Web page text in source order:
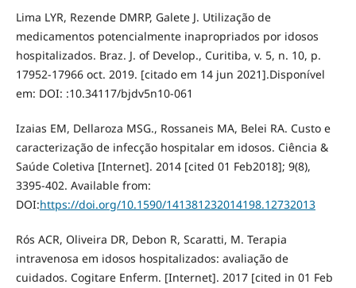
Lima LYR, Rezende DMRP, Galete J. Utilização de
medicamentos potencialmente inapropriados por idosos
hospitalizados. Braz. J. of Develop., Curitiba, v. 5, n. 10, p.
17952-17966 oct. 2019. [citado em 14 jun 2021].Disponível
em: DOI: :10.34117/bjdv5n10-061
Izaias EM, Dellaroza MSG., Rossaneis MA, Belei RA. Custo e
caracterização de infecção hospitalar em idosos. Ciência &
Saúde Coletiva [Internet]. 2014 [cited 01 Feb2018]; 9(8),
3395-402. Available from:
DOI:https://doi.org/10.1590/141381232014198.12732013
Rós ACR, Oliveira DR, Debon R, Scaratti, M. Terapia
intravenosa em idosos hospitalizados: avaliação de
cuidados. Cogitare Enferm. [Internet]. 2017 [cited in 01 Feb